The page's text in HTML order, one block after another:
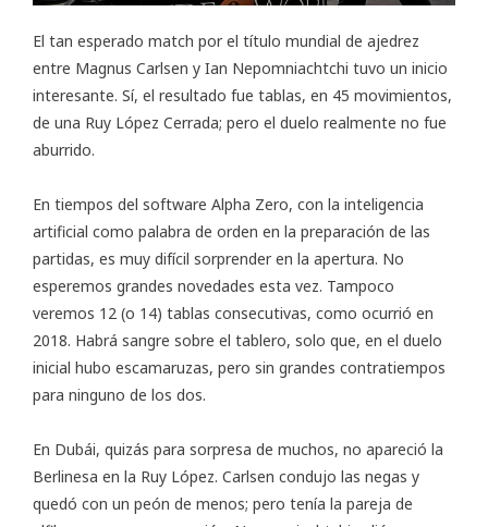
El tan esperado match por el título mundial de ajedrez
entre Magnus Carlsen y Ian Nepomniachtchi tuvo un inicio
interesante. Sí, el resultado fue tablas, en 45 movimientos,
de una Ruy López Cerrada; pero el duelo realmente no fue
aburrido.
En tiempos del software Alpha Zero, con la inteligencia
artificial como palabra de orden en la preparación de las
partidas, es muy difícil sorprender en la apertura. No
esperemos grandes novedades esta vez. Tampoco
veremos 12 (o 14) tablas consecutivas, como ocurrió en
2018. Habrá sangre sobre el tablero, solo que, en el duelo
inicial hubo escamaruzas, pero sin grandes contratiempos
para ninguno de los dos.
En Dubái, quizás para sorpresa de muchos, no apareció la
Berlinesa en la Ruy López. Carlsen condujo las negas y
quedó con un peón de menos; pero tenía la pareja de